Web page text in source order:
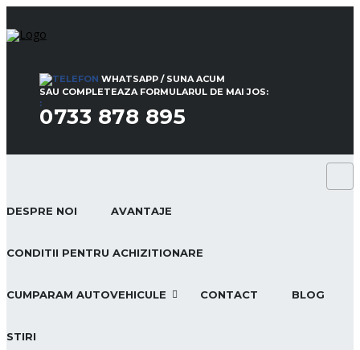
WHATSAPP / SUNA ACUM
SAU COMPLETEAZA FORMULARUL DE MAI JOS:
:
0733 878 895
DESPRE NOI AVANTAJE
CONDITII PENTRU ACHIZITIONARE
CUMPARAM AUTOVEHICULE CONTACT BLOG
STIRI